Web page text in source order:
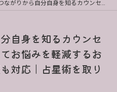
分自身を知るカウンセリング｜対話を通してお悩みを軽減するお手伝い｜富津市出張も対応｜占星術を取り入れたカウンセル
自身を知るカウンセ
お悩みを軽減するお
対応｜占星術を取り